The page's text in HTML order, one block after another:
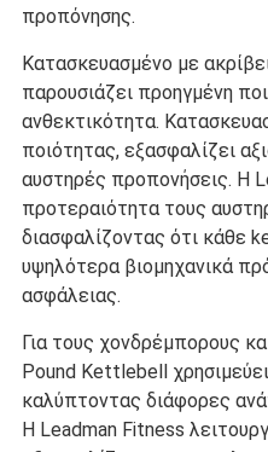
προπόνησης.
Κατασκευασμένο με
παρουσιάζει προηγμένη
ανθεκτικότητα.
ποιότητας, εξασφαλίζει
αυστηρές προπονήσεις. Η
προτεραιότητα τους
διασφαλίζοντας ότι κάθε
υψηλότερα βιομηχανικά
ασφάλειας.
Για τους χονδρέμπορους
Pound Kettlebell
καλύπτοντας διάφορες
Η Leadman Fitness